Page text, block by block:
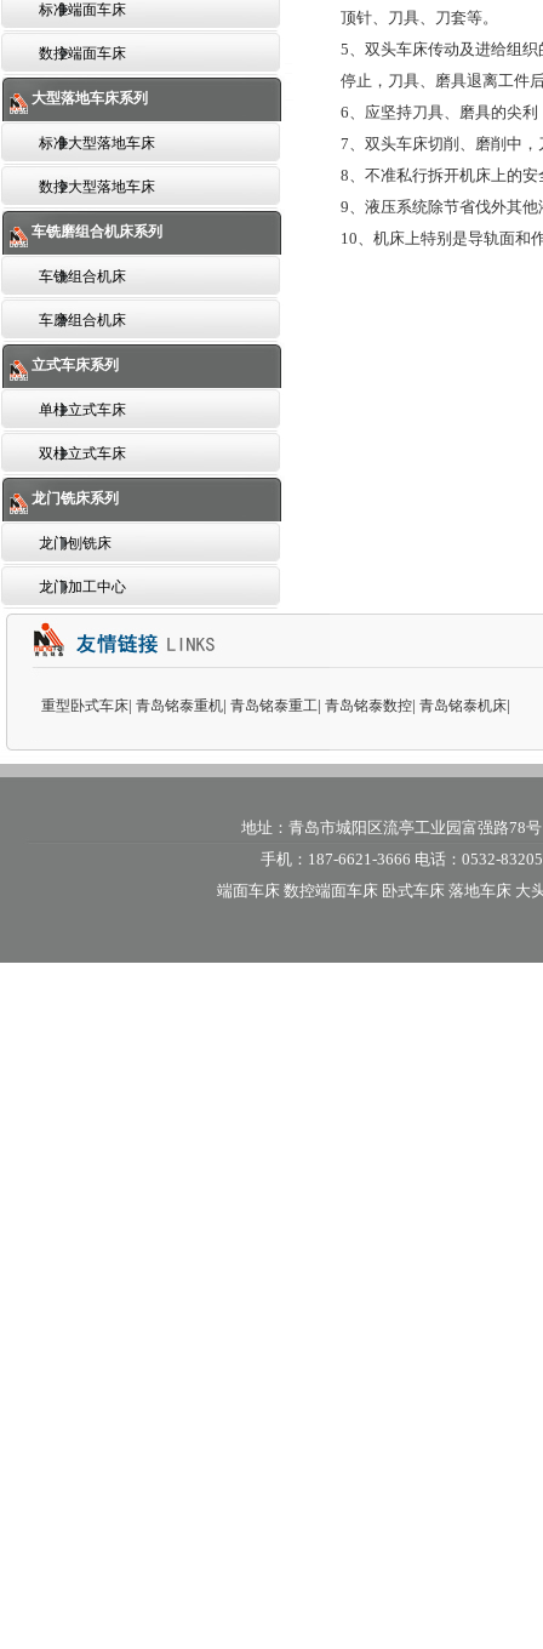
标准端面车床
数控端面车床
大型落地车床系列
标准大型落地车床
数控大型落地车床
车铣磨组合机床系列
车铣组合机床
车磨组合机床
立式车床系列
单柱立式车床
双柱立式车床
龙门铣床系列
龙门刨铣床
龙门加工中心
顶针、刀具、刀套等。
5、双头车床传动及进给组
停止，刀具、磨具退离工件
6、应坚持刀具、磨具的尖
7、双头车床切削、磨削中
8、不准私行拆开机床上的
9、液压系统除节省伐外其
10、机床上特别是导轨面和
重型卧式车床| 青岛铭泰重机| 青岛铭泰重工| 青岛铭泰数控| 青岛铭泰机床|
地址：青岛市城阳区流亭工业园富强路78
手机：187-6621-3666 电话：0532-
端面车床 数控端面车床 卧式车床 落地车床 大